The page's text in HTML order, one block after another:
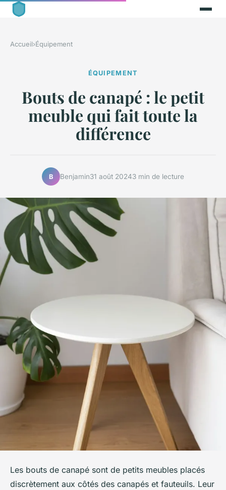
Accueil›Équipement
ÉQUIPEMENT
Bouts de canapé : le petit
meuble qui fait toute la
différence
B Benjamin31 août 20243 min de lecture
Les bouts de canapé sont de petits meubles placés
discrètement aux côtés des canapés et fauteuils. Leur